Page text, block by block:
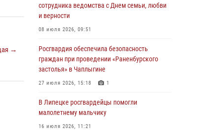
→
Росгвардия обеспечила охрану порядка во
время проведения фестивалей в Липецке
03 августа 2026, 12:45
Сотрудники Росгвардии продолжают
контроль безопасности детских
оздоровительно-образовательных объектов
в Липецкой области
Лекция по финансовой грамотности прошла
для сотрудников Росгвардии
сотрудника ведомства с Днем семьи, любви
и верности
08 июля 2026, 09:51
Росгвардия обеспечила безопасность
граждан при проведении «Раненбурского
застолья» в Чаплыгине
27 июля 2026, 15:18 1
В Липецке росгвардейцы помогли
малолетнему мальчику
16 июля 2026, 11:21